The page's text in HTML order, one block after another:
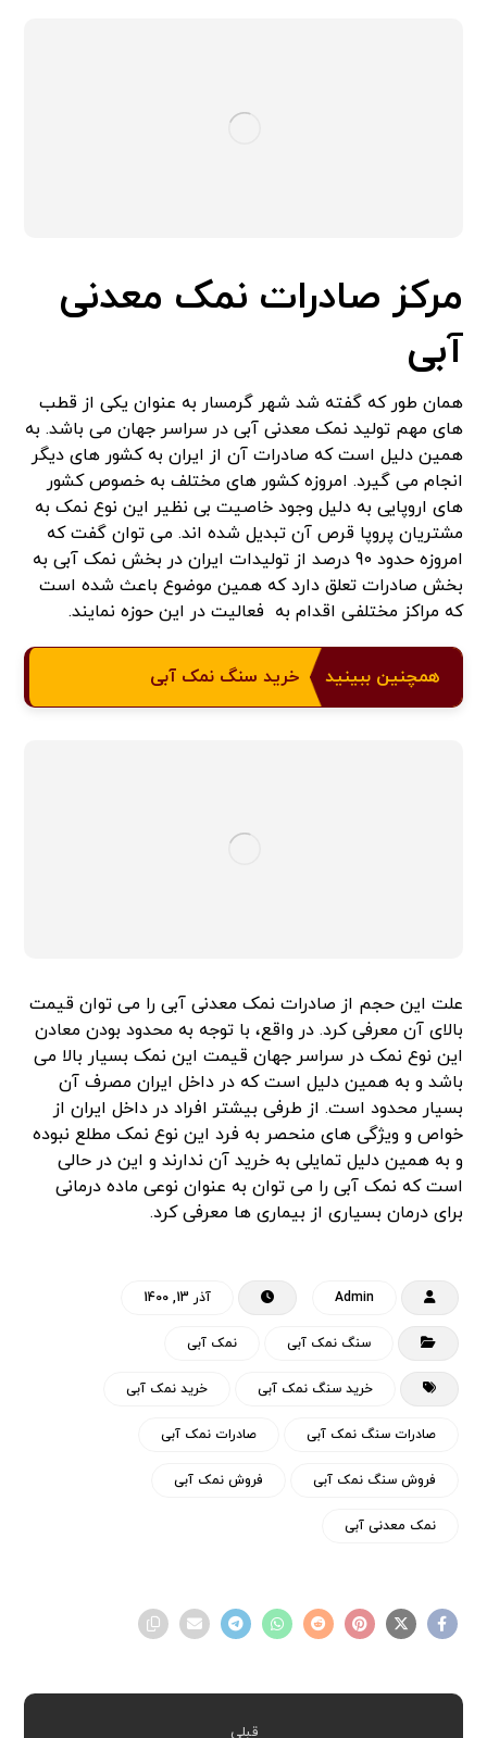
مرکز صادرات نمک معدنی
آبی
همان طور که گفته شد شهر گرمسار به عنوان یکی از قطب
های مهم تولید نمک معدنی آبی در سراسر جهان می باشد. به
همین دلیل است که صادرات آن از ایران به کشور های دیگر
انجام می گیرد. امروزه کشور های مختلف به خصوص کشور
های اروپایی به دلیل وجود خاصیت بی نظیر این نوع نمک به
مشتریان پروپا قرص آن تبدیل شده اند. می توان گفت که
امروزه حدود 90 درصد از تولیدات ایران در بخش نمک آبی به
بخش صادرات تعلق دارد که همین موضوع باعث شده است
که مراکز مختلفی اقدام به فعالیت در این حوزه نمایند.
همچنین ببینید خرید سنگ نمک آبی
علت این حجم از صادرات نمک معدنی آبی را می توان قیمت
بالای آن معرفی کرد. در واقع، با توجه به محدود بودن معادن
این نوع نمک در سراسر جهان قیمت این نمک بسیار بالا می
باشد و به همین دلیل است که در داخل ایران مصرف آن
بسیار محدود است. از طرفی بیشتر افراد در داخل ایران از
خواص و ویژگی های منحصر به فرد این نوع نمک مطلع نبوده
و به همین دلیل تمایلی به خرید آن ندارند و این در حالی
است که نمک آبی را می توان به عنوان نوعی ماده درمانی
برای درمان بسیاری از بیماری ها معرفی کرد.
Admin آذر 13, 1400
سنگ نمک آبی نمک آبی
خرید سنگ نمک آبی خرید نمک آبی
صادرات سنگ نمک آبی صادرات نمک آبی
فروش سنگ نمک آبی فروش نمک آبی
نمک معدنی آبی
قبلی